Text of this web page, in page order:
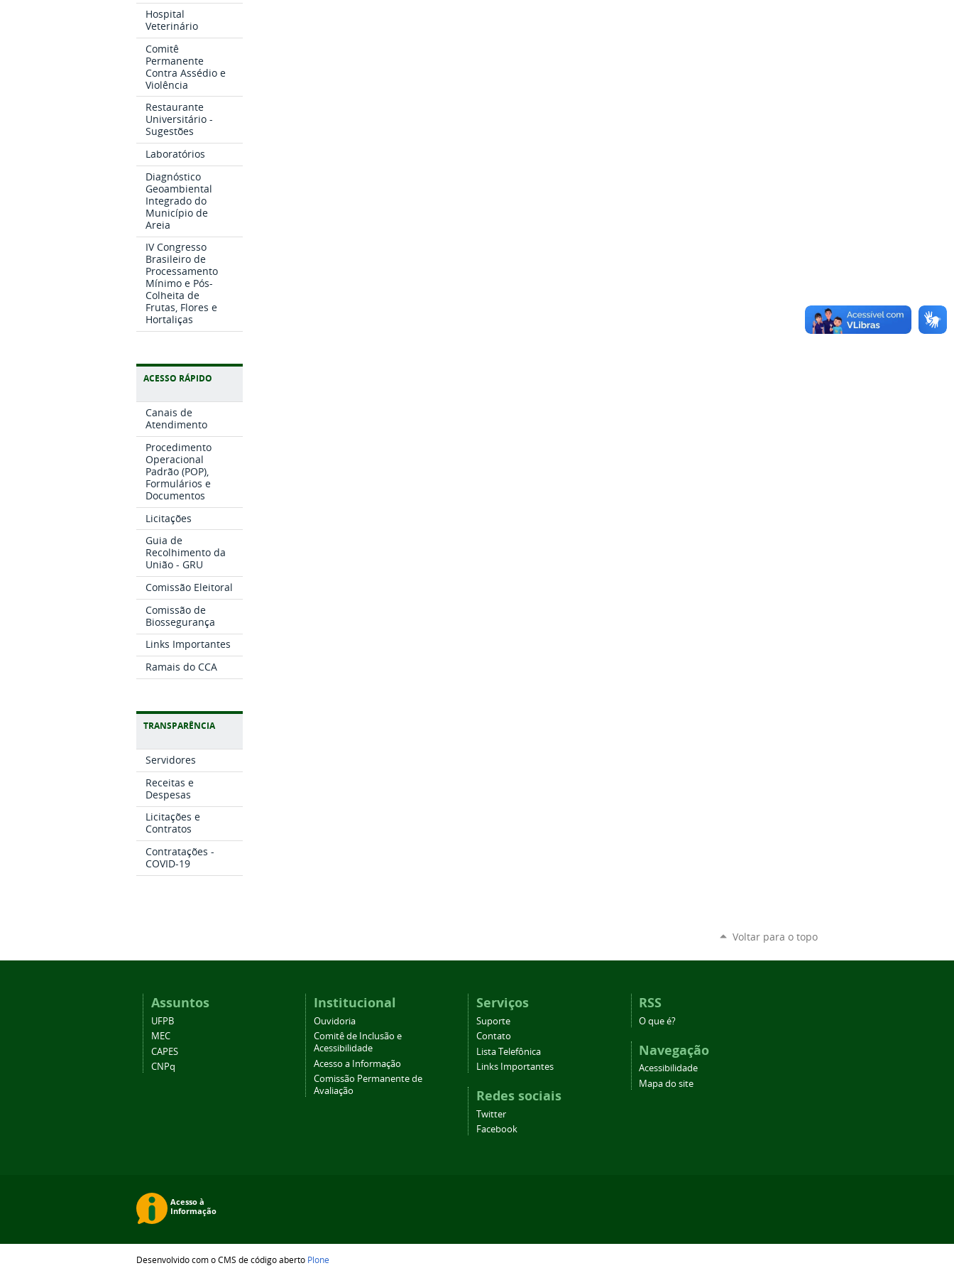
Hospital
Veterinário
Comitê
Permanente
Contra Assédio e
Violência
Restaurante
Universitário -
Sugestões
Laboratórios
Diagnóstico
Geoambiental
Integrado do
Município de
Areia
IV Congresso
Brasileiro de
Processamento
Mínimo e Pós-
Colheita de
Frutas, Flores e
Hortaliças
ACESSO RÁPIDO
Canais de
Atendimento
Procedimento
Operacional
Padrão (POP),
Formulários e
Documentos
Licitações
Guia de
Recolhimento da
União - GRU
Comissão Eleitoral
Comissão de
Biossegurança
Links Importantes
Ramais do CCA
TRANSPARÊNCIA
Servidores
Receitas e
Despesas
Licitações e
Contratos
Contratações -
COVID-19
Voltar para o topo
Assuntos
UFPB
MEC
CAPES
CNPq
Institucional
Ouvidoria
Comitê de Inclusão e
Acessibilidade
Acesso a Informação
Comissão Permanente de
Avaliação
Serviços
Suporte
Contato
Lista Telefônica
Links Importantes
Redes sociais
Twitter
Facebook
RSS
O que é?
Navegação
Acessibilidade
Mapa do site
Desenvolvido com o CMS de código aberto Plone